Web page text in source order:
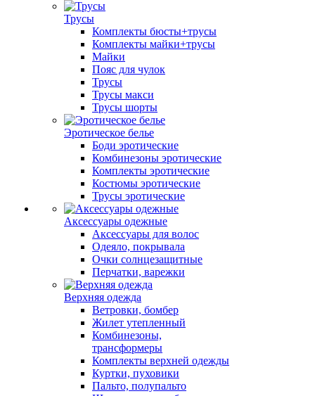
Трусы
Комплекты бюсты+трусы
Комплекты майки+трусы
Майки
Пояс для чулок
Трусы
Трусы макси
Трусы шорты
Эротическое белье
Боди эротические
Комбинезоны эротические
Комплекты эротические
Костюмы эротические
Трусы эротические
Аксессуары одежные
Аксессуары для волос
Одеяло, покрывала
Очки солнцезащитные
Перчатки, варежки
Верхняя одежда
Ветровки, бомбер
Жилет утепленный
Комбинезоны,
трансформеры
Комплекты верхней одежды
Куртки, пуховики
Пальто, полупальто